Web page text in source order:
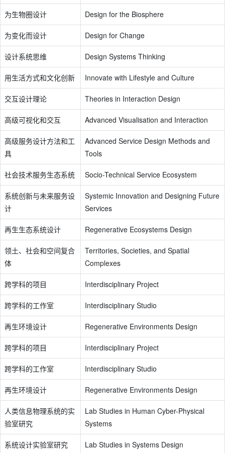
为生物圈设计 Design for the Biosphere
为变化而设计 Design for Change
设计系统思维 Design Systems Thinking
用生活方式和文化创新 Innovate with Lifestyle and Culture
交互设计理论 Theories in Interaction Design
高级可视化和交互 Advanced Visualisation and Interaction
高级服务设计方法和工
具
Advanced Service Design Methods and
Tools
社会技术服务生态系统 Socio-Technical Service Ecosystem
系统创新与未来服务设
计
Systemic Innovation and Designing Future
Services
再生生态系统设计 Regenerative Ecosystems Design
领土、社会和空间复合
体
Territories, Societies, and Spatial
Complexes
跨学科的项目 Interdisciplinary Project
跨学科的工作室 Interdisciplinary Studio
再生环境设计 Regenerative Environments Design
跨学科的项目 Interdisciplinary Project
跨学科的工作室 Interdisciplinary Studio
再生环境设计 Regenerative Environments Design
人类信息物理系统的实
验室研究
Lab Studies in Human Cyber-Physical
Systems
系统设计实验室研究 Lab Studies in Systems Design